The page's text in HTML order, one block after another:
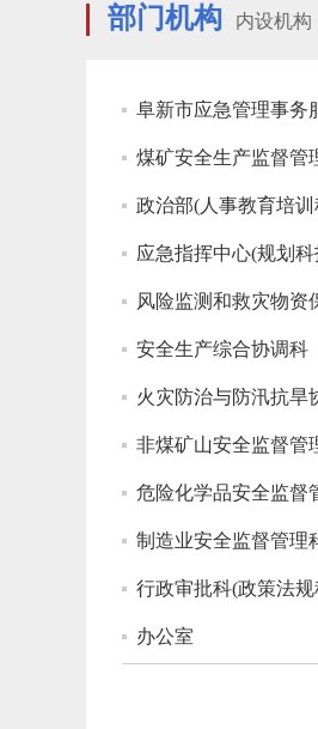
部门机构 内设机构
阜新市应急管理事务
煤矿安全生产监督管
政治部(人事教育培训
应急指挥中心(规划
风险监测和救灾物资
安全生产综合协调科
火灾防治与防汛抗旱
非煤矿山安全监督管
危险化学品安全监督
制造业安全监督管理
行政审批科(政策法规
办公室